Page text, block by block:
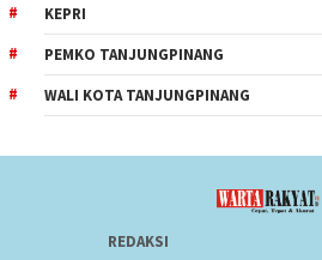
KEPRI
PEMKO TANJUNGPINANG
WALI KOTA TANJUNGPINANG
REDAKSI